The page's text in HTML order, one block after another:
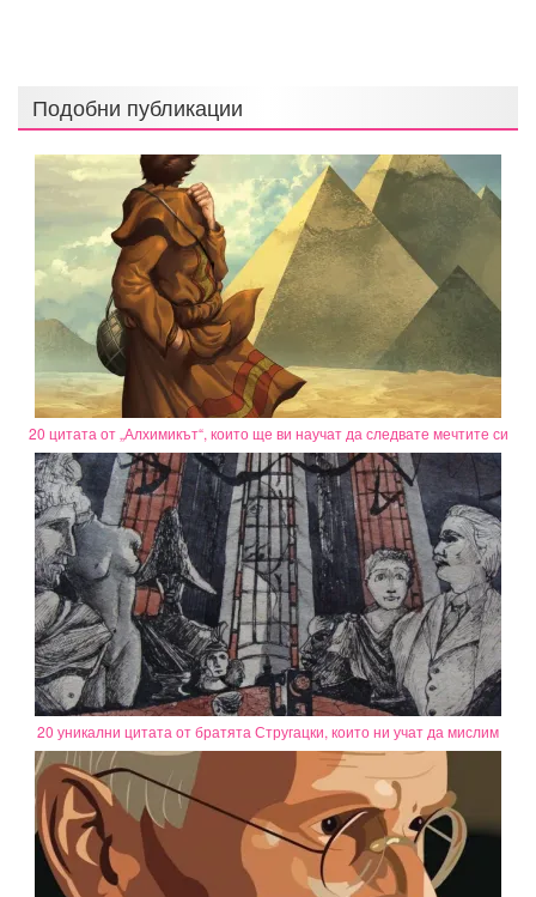
Подобни публикации
20 цитата от „Алхимикът“, които ще ви научат да следвате мечтите си
20 уникални цитата от братята Стругацки, които ни учат да мислим